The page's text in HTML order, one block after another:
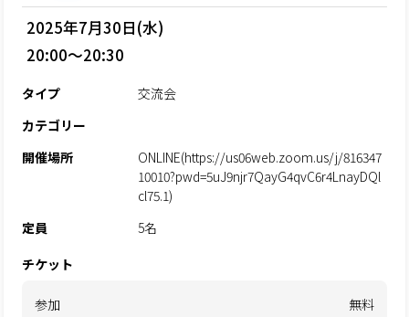
2025年7月30日(水)
20:00～20:30
タイプ
交流会
カテゴリー
開催場所
ONLINE(https://us06web.zoom.us/j/816347
10010?pwd=5uJ9njr7QayG4qvC6r4LnayDQl
cl75.1)
定員
5名
チケット
参加 無料